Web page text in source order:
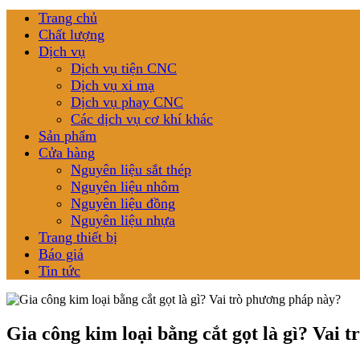
Trang chủ
Chất lượng
Dịch vụ
Dịch vụ tiện CNC
Dịch vụ xi mạ
Dịch vụ phay CNC
Các dịch vụ cơ khí khác
Sản phẩm
Cửa hàng
Nguyên liệu sắt thép
Nguyên liệu nhôm
Nguyên liệu đồng
Nguyên liệu nhựa
Trang thiết bị
Báo giá
Tin tức
Gia công kim loại bằng cắt gọt là gì? Vai